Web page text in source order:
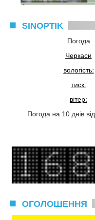
SINOPTIK
Погода
Черкаси
вологість:
тиск:
вітер:
Погода на 10 днів від
ОГОЛОШЕННЯ